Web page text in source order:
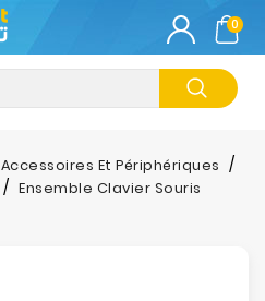
0
Accessoires Et Périphériques
Ensemble Clavier Souris